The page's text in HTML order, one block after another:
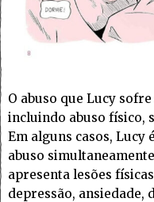
O abuso que Lucy
incluindo abuso físico,
Em alguns casos, Lucy
abuso
apresenta lesões
depressão, ansiedade,